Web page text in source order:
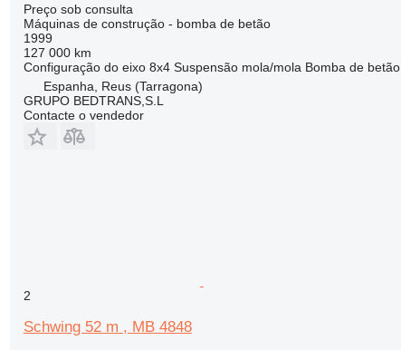
Preço sob consulta
Máquinas de construção - bomba de betão
1999
127 000 km
Configuração do eixo 8x4 Suspensão mola/mola Bomba de betão
Espanha, Reus (Tarragona)
GRUPO BEDTRANS,S.L
Contacte o vendedor
2
Schwing 52 m , MB 4848